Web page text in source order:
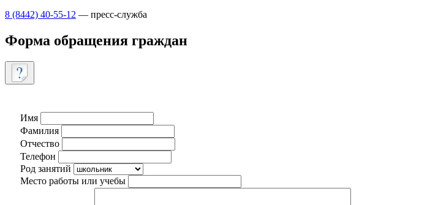
8 (8442) 40-55-12 — пресс-служба
Форма обращения граждан
Имя
Фамилия
Отчество
Телефон
Род занятий
Место работы или учебы